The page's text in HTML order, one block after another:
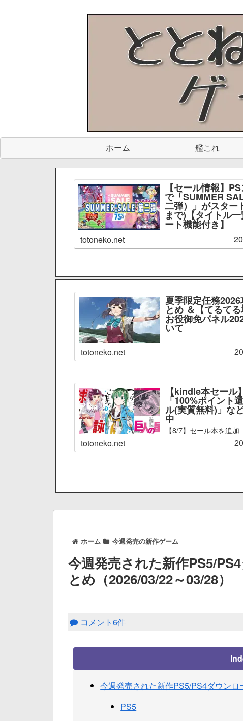
ホーム 艦これ
【セール情報】
で「SUMMER
二弾）」がスター
まで)【タイトル
ート機能付き】
totoneko.net
夏季限定任務2026
とめ ＆【てるてる
お役御免パネル
いて
totoneko.net
【kindle本セール】
「100%ポイント
ル(実質無料)」な
中
【8/7】セール本を追加
totoneko.net
ホーム 今週発売の新作ゲーム
今週発売された新作PS5/
とめ（2026/03/22～03/28）
コメント6件
今週発売された新作PS5/PS4ダウンロ
PS5